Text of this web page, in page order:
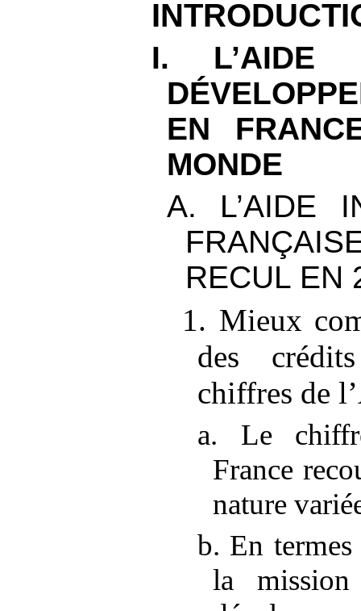
I. L’AIDE
EN
MONDE
A. L’AIDE
RECUL EN
1. Mieux
des
chiffres de
a. Le
France
nature
b. En termes
la